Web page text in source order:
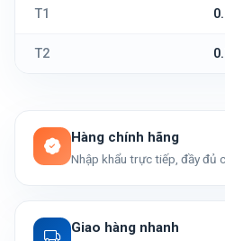
T1
T2
Hàng chính hãng
Nhập khẩu trực tiếp, đầy đủ
Giao hàng nhanh